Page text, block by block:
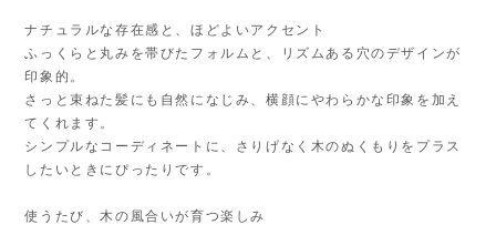
ナチュラルな存在感と、ほどよいアクセント
ふっくらと丸みを帯びたフォルムと、リズムある穴のデザインが
印象的。
さっと束ねた髪にも自然になじみ、横顔にやわらかな印象を加え
てくれます。
シンプルなコーディネートに、さりげなく木のぬくもりをプラス
したいときにぴったりです。
使うたび、木の風合いが育つ楽しみ